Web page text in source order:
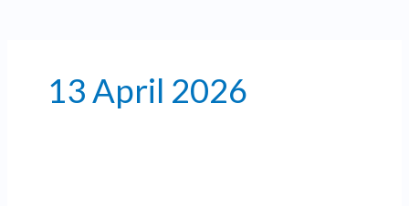
13 April 2026